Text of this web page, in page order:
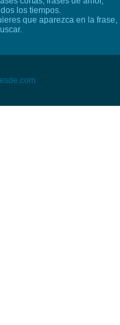
los tiempos.
que aparezca en la frase,